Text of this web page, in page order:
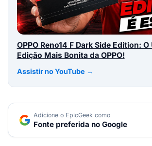
OPPO Reno14 F Dark Side Edition:
Edição Mais Bonita da OPPO!
Assistir no YouTube →
Adicione o EpicGeek como
Fonte preferida no Google